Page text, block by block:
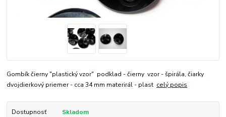
Gombík čierny "plastický vzor" podklad - čierny vzor - špirála, čiarky
dvojdierkový priemer - cca 34 mm materirál - plast celý popis
Dostupnosť Skladom